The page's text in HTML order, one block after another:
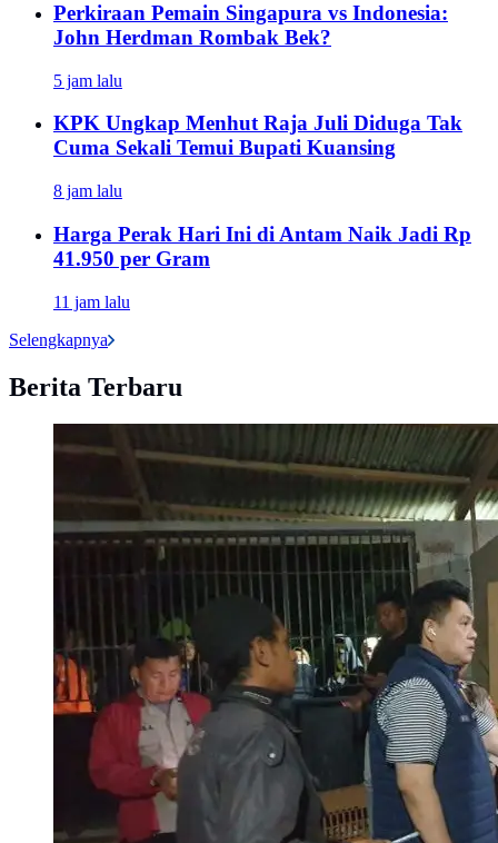
Perkiraan Pemain Singapura vs Indonesia:
John Herdman Rombak Bek?
5 jam lalu
KPK Ungkap Menhut Raja Juli Diduga Tak
Cuma Sekali Temui Bupati Kuansing
8 jam lalu
Harga Perak Hari Ini di Antam Naik Jadi Rp
41.950 per Gram
11 jam lalu
Selengkapnya
Berita Terbaru